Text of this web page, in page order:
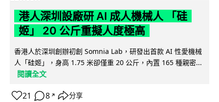
港人深圳設廠研 AI 成人機械人 「硅
姬」 20 公斤重擬人度極高
香港人於深圳創辦初創 Somnia Lab，研發出首款 AI 性愛機械
人「硅姬」，身高 1.75 米卻僅重 20 公斤，內置 165 種親密...
閱讀全文
21 8 ↗ 分享